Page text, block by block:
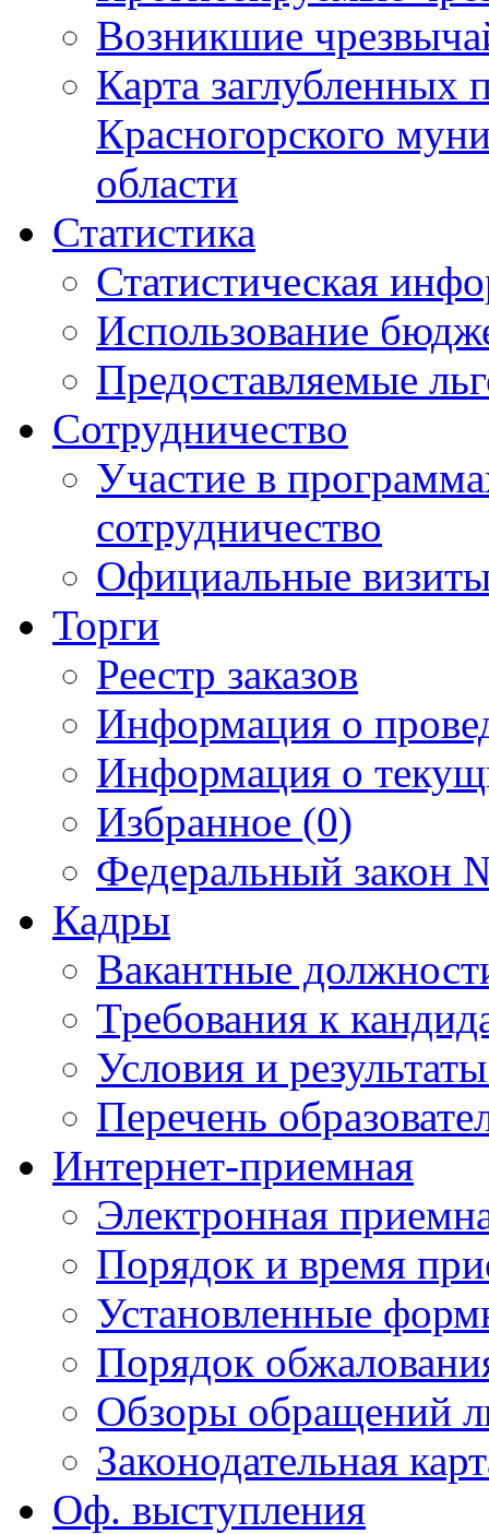
Возникшие
Карта
Красногорского
области
Статистика
Статистическая
Использование
Предоставляемые
Сотрудничество
Участие в
сотрудничество
Официальные
Торги
Реестр заказов
Информация о
Информация о
Избранное (0)
Федеральный закон
Кадры
Вакантные
Требования к
Условия и
Перечень
Интернет-приемная
Электронная
Порядок и время
Установленные
Порядок
Обзоры обращений
Законодательная
Оф. выступления